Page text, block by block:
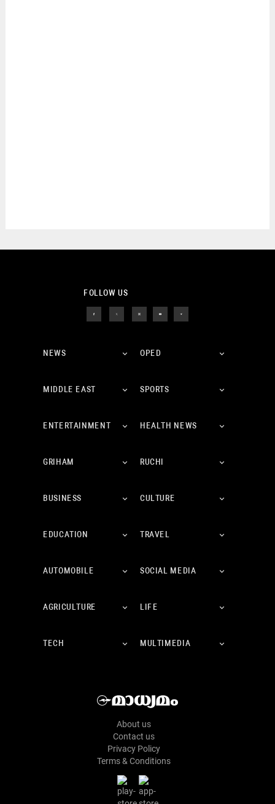
FOLLOW US
NEWS OPED
MIDDLE EAST SPORTS
ENTERTAINMENT HEALTH NEWS
GRIHAM RUCHI
BUSINESS CULTURE
EDUCATION TRAVEL
AUTOMOBILE SOCIAL MEDIA
AGRICULTURE LIFE
TECH MULTIMEDIA
About us
Contact us
Privacy Policy
Terms & Conditions